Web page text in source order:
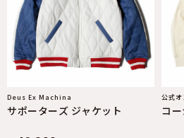
Deus Ex Machina
サポーターズ ジャケット
公式
コ